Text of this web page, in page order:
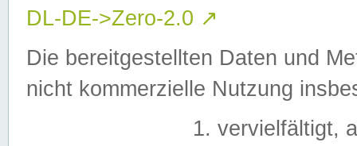
DL-DE->Zero-2.0 ↗
Die bereitgestellten Daten und
nicht kommerzielle Nutzung
vervielfältigt,